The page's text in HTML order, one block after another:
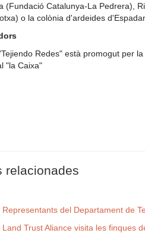
(Fundació Catalunya-La Pedrera),
o la colònia d'ardeides
Redes" està promogut per
"la Caixa"
relacionades
Representants del Departament de
Land Trust Aliance visita les finques